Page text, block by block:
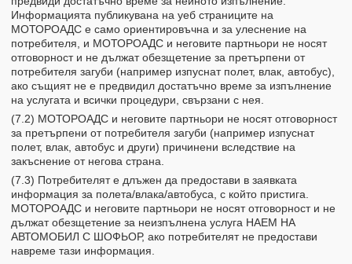
Информацията публикувана на уеб страниците на
МОТОРОАДС е само ориентировъчна и за улеснение на
потребителя, и МОТОРОАДС и неговите партньори не носят
отговорност и не дължат обезщетение за претърпени от
потребителя загуби (например изпуснат полет, влак, автобус),
ако същият не е предвидил достатъчно време за изпълнение
на услугата и всички процедури, свързани с нея.
(7.2) МОТОРОАДС и неговите партньори не носят отговорност
за претърпени от потребителя загуби (например изпуснат
полет, влак, автобус и други) причинени вследствие на
закъснение от негова страна.
(7.3) Потребителят е длъжен да предостави в заявката
информация за полета/влака/автобуса, с който пристига.
МОТОРОАДС и неговите партньори не носят отговорност и не
дължат обезщетение за неизпълнена услуга НАЕМ НА
АВТОМОБИЛ С ШОФЬОР, ако потребителят не предостави
навреме тази информация.